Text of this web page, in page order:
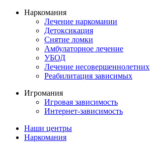
Наркомания
Лечение наркомании
Детоксикация
Снятие ломки
Амбулаторное лечение
УБОД
Лечение несовершеннолетних
Реабилитация зависимых
Игромания
Игровая зависимость
Интернет-зависимость
Наши центры
Наркомания